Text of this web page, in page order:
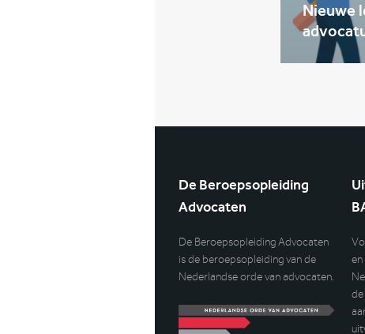
Nieuwe
De Beroepsopleiding
Advocaten
De Beroepsopleiding Advocaten
is de beroepsopleiding van de
Nederlandse orde van advocaten.